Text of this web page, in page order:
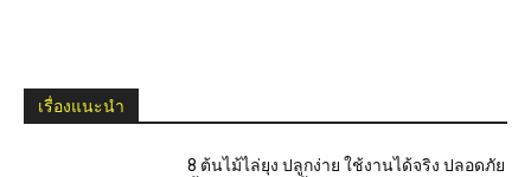
เรื่องแนะนำ
8 ต้นไม้ไล่ยุง ปลูกง่าย ใช้งานได้จริง ปลอดภัย